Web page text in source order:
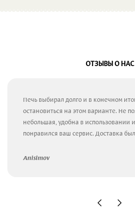
ОТЗЫВЫ О НАС
Печь выбирал долго и в конечном
остановиться на этом варианте. Не
небольшая, удобна в использовании
понравился ваш сервис. Доставка
Anisimov